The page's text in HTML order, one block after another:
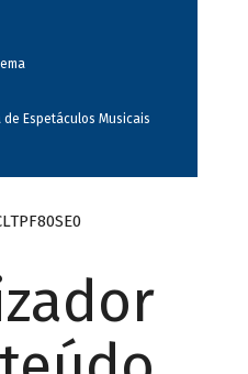
Espetáculos Musicais